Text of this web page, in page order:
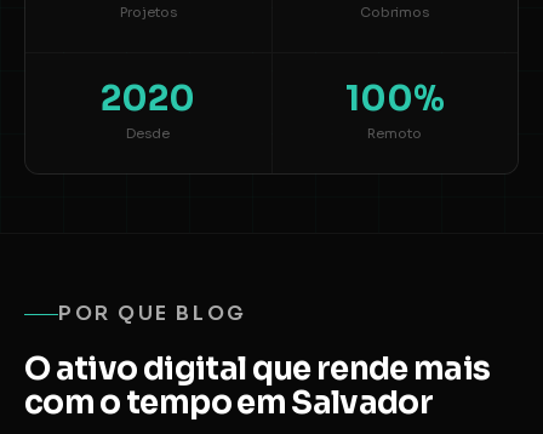
Projetos Cobrimos
2020
Desde
100%
Remoto
POR QUE BLOG
O ativo digital que rende mais
com o tempo em Salvador